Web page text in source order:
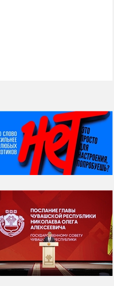
НИ ДНЯ БЕЗ ДАТЫ...
06 августа
Яков Яковлевич
Вебер